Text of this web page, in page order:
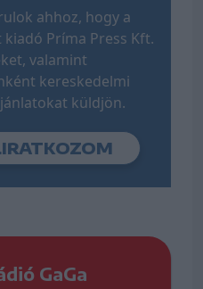
ahhoz, hogy a
kiadó Príma Press Kft.
valamint
kereskedelmi
küldjön.
GaGa